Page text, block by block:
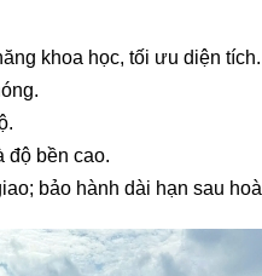
khoa học, tối ưu diện tích.
độ bền cao.
bảo hành dài hạn sau